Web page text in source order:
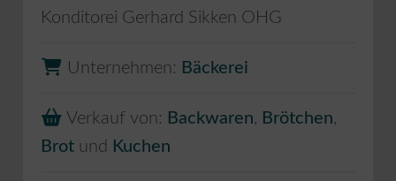
Konditorei Gerhard Sikken OHG
Unternehmen: Bäckerei
Verkauf von: Backwaren, Brötchen,
Brot und Kuchen